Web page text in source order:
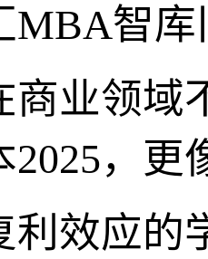
MBA智
商业领域
2025，更
利效应的